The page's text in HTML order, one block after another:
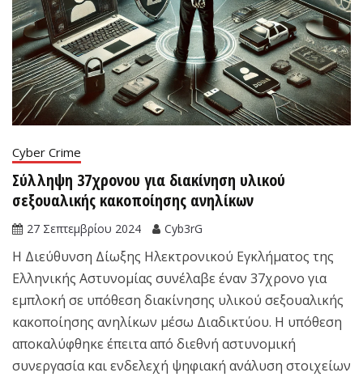
Cyber Crime
Σύλληψη 37χρονου για διακίνηση υλικού
σεξουαλικής κακοποίησης ανηλίκων
27 Σεπτεμβρίου 2024 Cyb3rG
Η Διεύθυνση Δίωξης Ηλεκτρονικού Εγκλήματος της
Ελληνικής Αστυνομίας συνέλαβε έναν 37χρονο για
εμπλοκή σε υπόθεση διακίνησης υλικού σεξουαλικής
κακοποίησης ανηλίκων μέσω Διαδικτύου. Η υπόθεση
αποκαλύφθηκε έπειτα από διεθνή αστυνομική
συνεργασία και ενδελεχή ψηφιακή ανάλυση στοιχείων